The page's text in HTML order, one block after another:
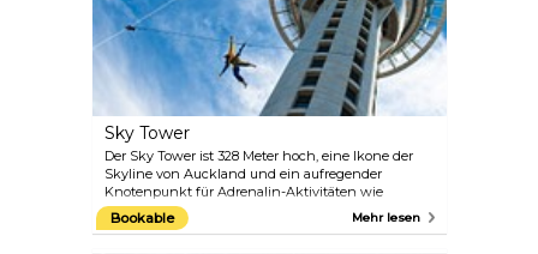
Sky Tower
Der Sky Tower ist 328 Meter hoch, eine Ikone der
Skyline von Auckland und ein aufregender
Knotenpunkt für Adrenalin-Aktivitäten wie
SkyJump oder ein Ort, an dem man hervorragend
essen und einen atemberaubenden 360-Grad-Blick
Bookable Mehr lesen